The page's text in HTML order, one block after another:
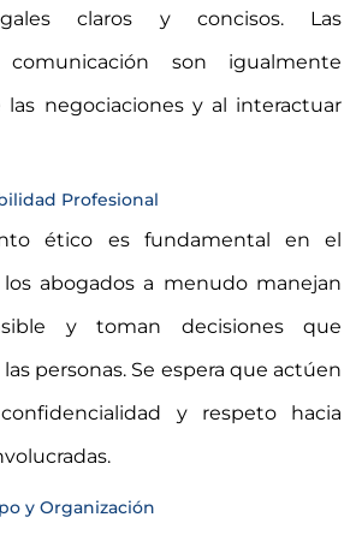
claros y concisos. Las
son igualmente
las negociaciones y al interactuar
Profesional
ético es fundamental en el
abogados a menudo manejan
y toman decisiones que
personas. Se espera que actúen
y respeto hacia
y Organización